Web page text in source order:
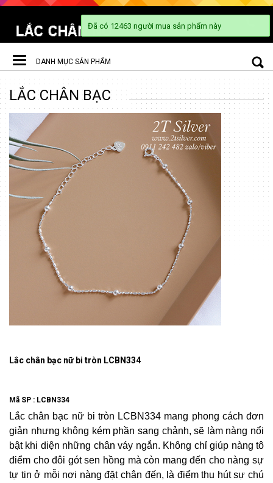
Toggle
navigation
DANH MỤC SẢN PHẨM
LẮC CHÂN BẠC
Lắc chân bạc nữ bi tròn LCBN334
Mã SP : LCBN334
Lắc chân bạc nữ bi tròn LCBN334 mang phong cách đơn
giản nhưng không kém phần sang chảnh, sẽ làm nàng nổi
bật khi diện những chân váy ngắn. Không chỉ giúp nàng tô
điểm cho đôi gót sen hồng mà còn mang đến cho nàng sự
tự tin ở mỗi nơi nàng đặt chân đến, là điểm thu hút sự chú